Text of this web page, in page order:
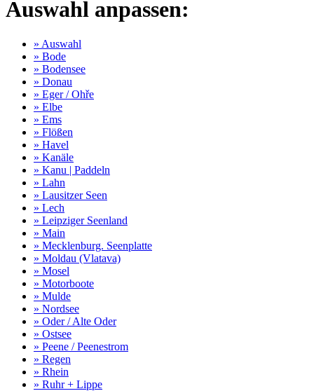
Auswahl anpassen:
» Auswahl
» Bode
» Bodensee
» Donau
» Eger / Ohře
» Elbe
» Ems
» Flößen
» Havel
» Kanäle
» Kanu | Paddeln
» Lahn
» Lausitzer Seen
» Lech
» Leipziger Seenland
» Main
» Mecklenburg. Seenplatte
» Moldau (Vlatava)
» Mosel
» Motorboote
» Mulde
» Nordsee
» Oder / Alte Oder
» Ostsee
» Peene / Peenestrom
» Regen
» Rhein
» Ruhr + Lippe